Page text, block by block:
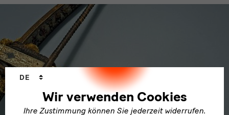
Wir verwenden Cookies
Ihre Zustimmung können Sie jederzeit widerrufen.
Sprachwechsler
DE